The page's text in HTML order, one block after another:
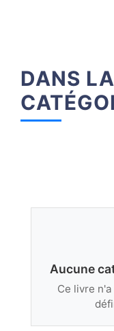
DANS
Aucune
Ce livre